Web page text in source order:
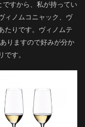
ですから、私が持ってい
ィノムコニャック、ヴ
たりです。ヴィノムテ
りますので好みが分か
す。